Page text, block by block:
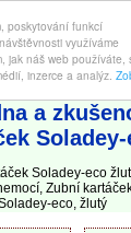
poskytování funkcí
využíváme
jak náš web používáte,
inzerce a analýz.
a zkušenosti s léky
a
Soladey-eco
Zubní
eco, žlutý